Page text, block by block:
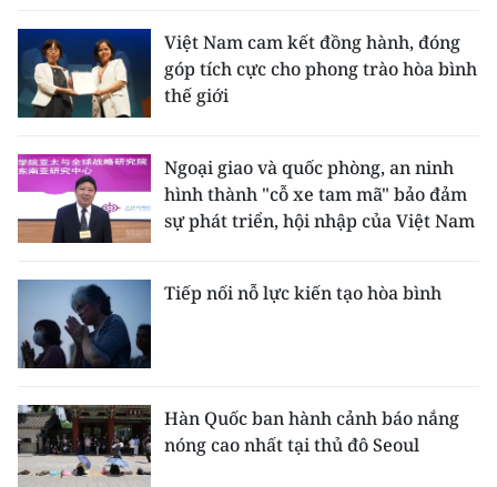
Việt Nam cam kết đồng hành, đóng
góp tích cực cho phong trào hòa bình
thế giới
Ngoại giao và quốc phòng, an ninh
hình thành "cỗ xe tam mã" bảo đảm
sự phát triển, hội nhập của Việt Nam
Tiếp nối nỗ lực kiến tạo hòa bình
Hàn Quốc ban hành cảnh báo nắng
nóng cao nhất tại thủ đô Seoul